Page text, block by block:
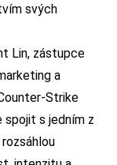
svých
Lin, zástupce
a
Strike
spojit s jedním z